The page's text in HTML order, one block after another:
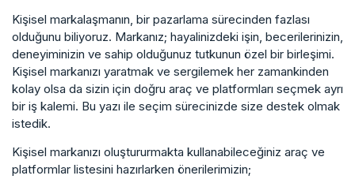
Kişisel markalaşmanın, bir pazarlama sürecinden fazlası
olduğunu biliyoruz. Markanız; hayalinizdeki işin, becerilerinizin,
deneyiminizin ve sahip olduğunuz tutkunun özel bir birleşimi.
Kişisel markanızı yaratmak ve sergilemek her zamankinden
kolay olsa da sizin için doğru araç ve platformları seçmek ayrı
bir iş kalemi. Bu yazı ile seçim sürecinizde size destek olmak
istedik.
Kişisel markanızı oluştururmakta kullanabileceğiniz araç ve
platformlar listesini hazırlarken önerilerimizin;